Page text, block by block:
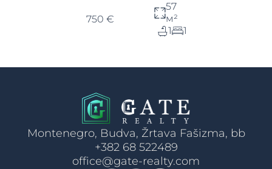
750 €
57
м²
1
1
Montenegro, Budva, Žrtava Fašizma, bb
+382 68 522489
office@gate-realty.com